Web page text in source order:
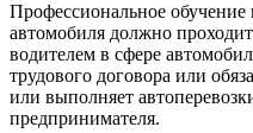
Профессиональное обучение
автомобиля должно
водителем в сфере
трудового договора или
или выполняет
предпринимателя.